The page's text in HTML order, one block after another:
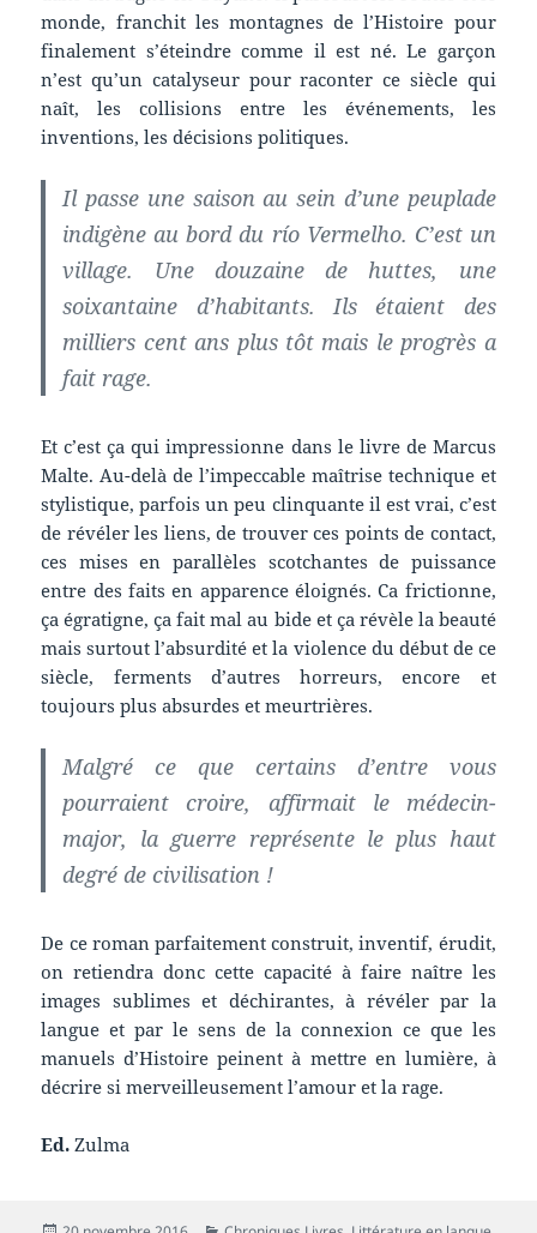
monde, franchit les montagnes de l’Histoire pour
finalement s’éteindre comme il est né. Le garçon
n’est qu’un catalyseur pour raconter ce siècle qui
naît, les collisions entre les événements, les
inventions, les décisions politiques.
Il passe une saison au sein d’une peuplade
indigène au bord du río Vermelho. C’est un
village. Une douzaine de huttes, une
soixantaine d’habitants. Ils étaient des
milliers cent ans plus tôt mais le progrès a
fait rage.
Et c’est ça qui impressionne dans le livre de Marcus
Malte. Au-delà de l’impeccable maîtrise technique et
stylistique, parfois un peu clinquante il est vrai, c’est
de révéler les liens, de trouver ces points de contact,
ces mises en parallèles scotchantes de puissance
entre des faits en apparence éloignés. Ca frictionne,
ça égratigne, ça fait mal au bide et ça révèle la beauté
mais surtout l’absurdité et la violence du début de ce
siècle, ferments d’autres horreurs, encore et
toujours plus absurdes et meurtrières.
Malgré ce que certains d’entre vous
pourraient croire, affirmait le médecin-
major, la guerre représente le plus haut
degré de civilisation !
De ce roman parfaitement construit, inventif, érudit,
on retiendra donc cette capacité à faire naître les
images sublimes et déchirantes, à révéler par la
langue et par le sens de la connexion ce que les
manuels d’Histoire peinent à mettre en lumière, à
décrire si merveilleusement l’amour et la rage.
Ed. Zulma